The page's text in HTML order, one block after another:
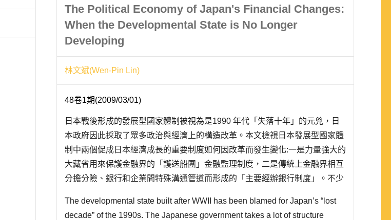
The Political Economy of Japan's Financial Changes:
When the Developmental State is No Longer
Developing
林文斌(Wen-Pin Lin)
48卷1期(2009/03/01)
日本戰後形成的發展型國家體制被視為是1990 年代「失落十年」的元兇，日
本政府因此採取了眾多政治與經濟上的構造改革。本文檢視日本發展型國家體
制中兩個促成日本經濟成長的重要制度如何因改革而發生變化:一是力量強大的
大藏省用來保護金融界的「護送船團」金融監理制度，二是傳統上金融界相互
分擔分險、銀行和企業間特殊溝通管道而形成的「主要經辦銀行制度」。不少
改革後的金融監理制度可說趨向監理型國家，「主要經..
The developmental state built after WWII has been blamed for Japan’s “lost
decade” of the 1990s. The Japanese government takes a lot of structure